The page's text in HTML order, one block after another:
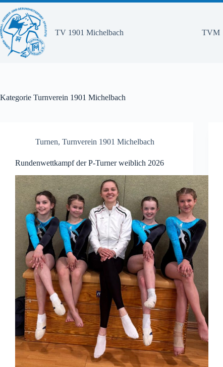
Zum
Inhalt
springen
TV 1901 Michelbach
TVM
Kategorie Turnverein 1901 Michelbach
Turnen, Turnverein 1901 Michelbach
Rundenwettkampf der P-Turner weiblich 2026